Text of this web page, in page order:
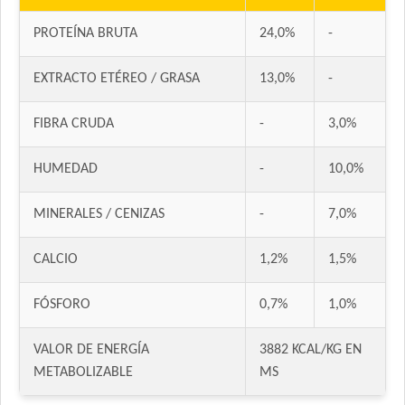
Eminent Perro Adulto
Estampa Criadores Perro Adulto de Raza Mediana y Grande
Estampa Plus Perro Adulto de Raza Mediana y Grande
Eukanuba Adult Large Breed
Eukanuba Adult Medium Breed
Eukanuba Premium Performance Adult
Exact Perro Adulto
Exact Premium Perro Adulto
Excellent Mantenimiento Perro Adulto
PROTEÍNA BRUTA 24,0% -
EXTRACTO ETÉREO / GRASA 13,0% -
FIBRA CRUDA - 3,0%
HUMEDAD - 10,0%
MINERALES / CENIZAS - 7,0%
CALCIO 1,2% 1,5%
FÓSFORO 0,7% 1,0%
VALOR DE ENERGÍA
METABOLIZABLE
3882 KCAL/KG EN
MS